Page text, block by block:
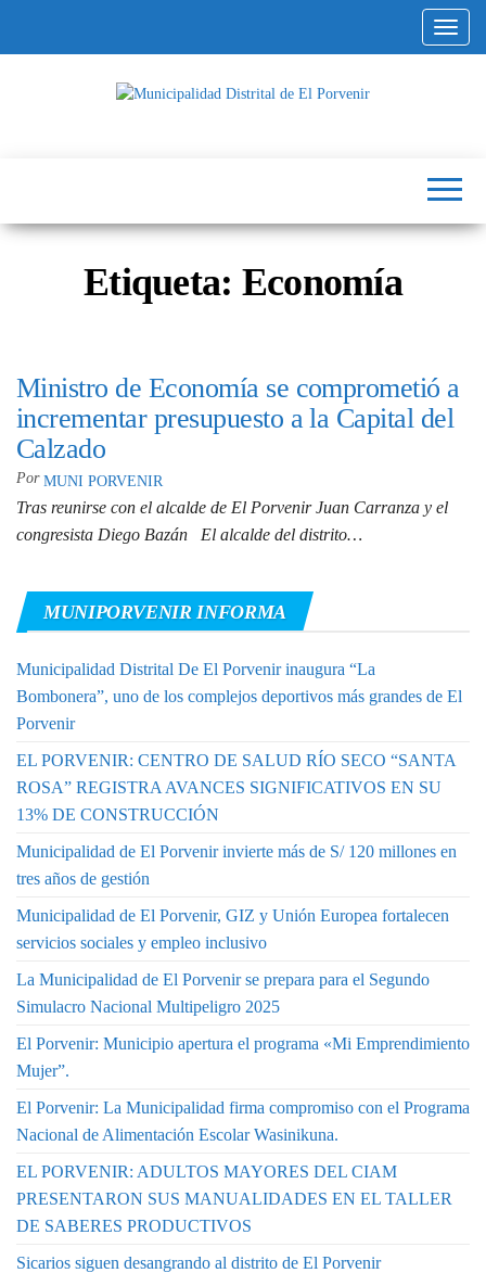
Etiqueta: Economía
Ministro de Economía se comprometió a
incrementar presupuesto a la Capital del
Calzado
Por MUNI PORVENIR
Tras reunirse con el alcalde de El Porvenir Juan Carranza y el
congresista Diego Bazán El alcalde del distrito…
MUNIPORVENIR INFORMA
Municipalidad Distrital De El Porvenir inaugura “La
Bombonera”, uno de los complejos deportivos más grandes de El
Porvenir
EL PORVENIR: CENTRO DE SALUD RÍO SECO “SANTA
ROSA” REGISTRA AVANCES SIGNIFICATIVOS EN SU
13% DE CONSTRUCCIÓN
Municipalidad de El Porvenir invierte más de S/ 120 millones en
tres años de gestión
Municipalidad de El Porvenir, GIZ y Unión Europea fortalecen
servicios sociales y empleo inclusivo
La Municipalidad de El Porvenir se prepara para el Segundo
Simulacro Nacional Multipeligro 2025
El Porvenir: Municipio apertura el programa «Mi Emprendimiento
Mujer”.
El Porvenir: La Municipalidad firma compromiso con el Programa
Nacional de Alimentación Escolar Wasinikuna.
EL PORVENIR: ADULTOS MAYORES DEL CIAM
PRESENTARON SUS MANUALIDADES EN EL TALLER
DE SABERES PRODUCTIVOS
Sicarios siguen desangrando al distrito de El Porvenir